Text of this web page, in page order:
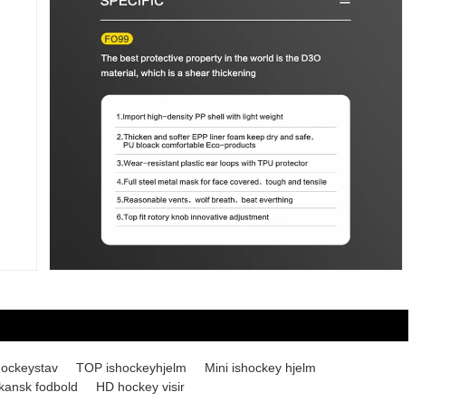
TOP ishockeyhjelm
Mini ishockey hjelm
fodbold HD hockey visir